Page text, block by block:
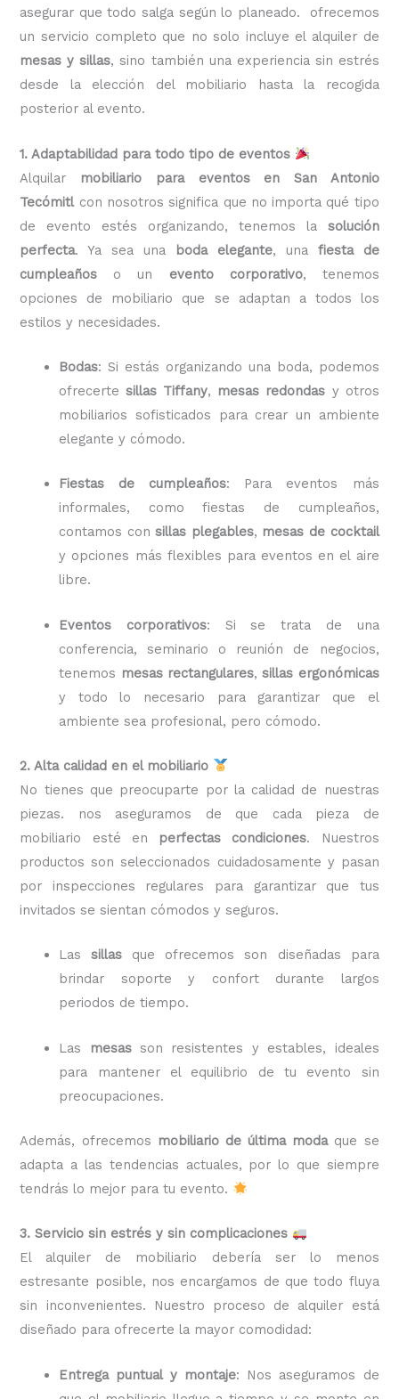
asegurar que todo salga según lo planeado. ofrecemos
un servicio completo que no solo incluye el alquiler de
mesas y sillas, sino también una experiencia sin estrés
desde la elección del mobiliario hasta la recogida
posterior al evento.
1. Adaptabilidad para todo tipo de eventos
Alquilar
mobiliario para eventos en San Antonio
Tecómitlcon nosotros significa que no importa qué tipo
de evento estés organizando, tenemos la solución
perfecta. Ya sea una boda elegante, una fiesta de
cumpleaños o un evento corporativo, tenemos
opciones de mobiliario que se adaptan a todos los
estilos y necesidades.
Bodas: Si estás organizando una boda, podemos
ofrecertesillas Tiffany, mesas redondas y otros
mobiliarios sofisticados para crear un ambiente
elegante y cómodo.
Fiestas de cumpleaños: Para eventos más
informales, como fiestas de cumpleaños,
contamos consillas plegables, mesas de cocktail
y opciones más flexibles para eventos en el aire
libre.
Eventos corporativos: Si se trata de una
conferencia, seminario o reunión de negocios,
tenemos mesas rectangulares,sillas ergonómicas
y todo lo necesario para garantizar que el
ambiente sea profesional, pero cómodo.
2. Alta calidad en el mobiliario
No tienes que preocuparte por la calidad de nuestras
piezas. nos aseguramos de que cada pieza de
mobiliario esté en
perfectas condiciones. Nuestros
productos son seleccionados cuidadosamente y pasan
por inspecciones regulares para garantizar que tus
invitados se sientan cómodos y seguros.
Lassillas que ofrecemos son diseñadas para
brindar soporte y confort durante largos
periodos de tiempo.
Las mesasson resistentes y estables, ideales
para mantener el equilibrio de tu evento sin
preocupaciones.
Además, ofrecemos mobiliario de última modaque se
adapta a las tendencias actuales, por lo que siempre
tendrás lo mejor para tu evento.
3. Servicio sin estrés y sin complicaciones
El alquiler de mobiliario debería ser lo menos
estresante posible, nos encargamos de que todo fluya
sin inconvenientes. Nuestro proceso de alquiler está
diseñado para ofrecerte la mayor comodidad:
Entrega puntual y montaje: Nos aseguramos de